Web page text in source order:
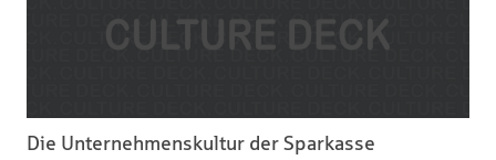
Die Unternehmenskultur der Sparkasse